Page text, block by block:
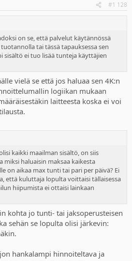
#1 128
on se, että palvelut käytännössä
tai tässä tapauksessa sen
sisältö ei tuo lisää tunteja käyttäjien
vielä se että jos haluaa sen 4K:n
logiikan mukaan
laitteesta koska ei voi
kaikki maailman sisältö, on siis
miksi haluaisin maksaa kaikesta
on aikaa max tunti tai pari per päivä? Ei
että kuluttaja lopulta voittaisi tällaisessa
hiipumista ei ottaisi lainkaan
kohta jo tunti- tai jaksoperusteisen
sehän se lopulta olisi järkevin:
hankalampi hinnoiteltava ja